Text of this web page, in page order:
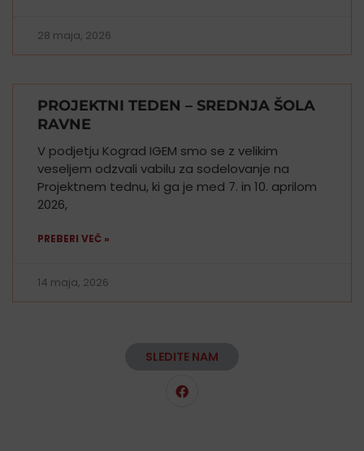
28 maja, 2026
PROJEKTNI TEDEN – SREDNJA ŠOLA
RAVNE
V podjetju Kograd IGEM smo se z velikim
veseljem odzvali vabilu za sodelovanje na
Projektnem tednu, ki ga je med 7. in 10. aprilom
2026,
PREBERI VEČ »
14 maja, 2026
SLEDITE NAM